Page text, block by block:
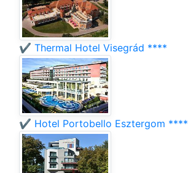
✔️ Thermal Hotel Visegrád ****
✔️ Hotel Portobello Esztergom ****